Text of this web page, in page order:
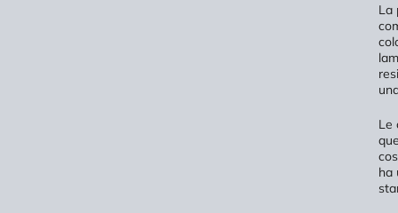
La
Le
ha